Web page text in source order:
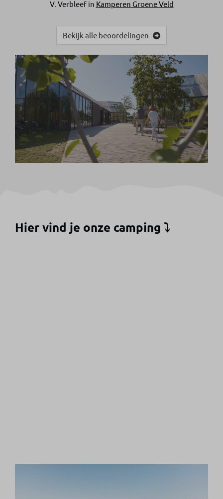
V. Verbleef in Kamperen Groene Veld
Bekijk alle beoordelingen
Hier vind je onze camping ⤵